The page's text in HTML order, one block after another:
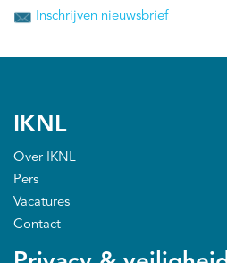
Inschrijven nieuwsbrief
IKNL
Over IKNL
Pers
Vacatures
Contact